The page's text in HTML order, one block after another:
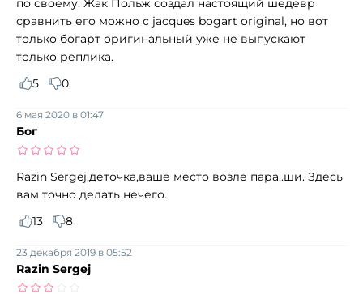
по своему. Жак Польж создал настоящий шедевр
сравнить его можно с jacques bogart original, но вот
только богарт оригинальный уже не выпускают
только реплика.
5
0
Бог
6 мая 2020 в 01:47
Razin Sergej,деточка,ваше место возле пара..ши. Здесь
вам точно делать нечего.
13
8
Razin Sergej
23 декабря 2019 в 05:52